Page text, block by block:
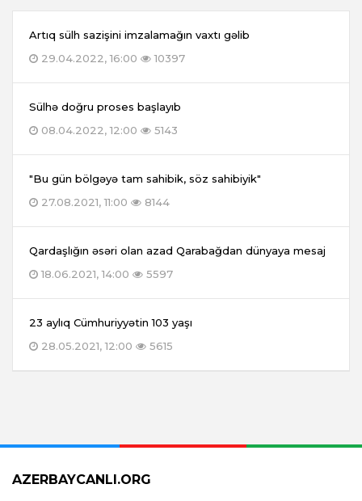
Artıq sülh sazişini imzalamağın vaxtı gəlib
29.04.2022, 16:00
10397
Sülhə doğru proses başlayıb
08.04.2022, 12:00
5143
"Bu gün bölgəyə tam sahibik, söz sahibiyik"
27.08.2021, 11:00
8144
Qardaşlığın əsəri olan azad Qarabağdan dünyaya mesaj
18.06.2021, 14:00
5597
23 aylıq Cümhuriyyətin 103 yaşı
28.05.2021, 12:00
5615
AZERBAYCANLI.ORG